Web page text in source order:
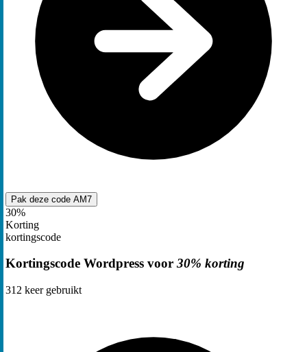
Pak deze code AM7
30%
Korting
kortingscode
Kortingscode Wordpress voor 30% korting
312 keer gebruikt